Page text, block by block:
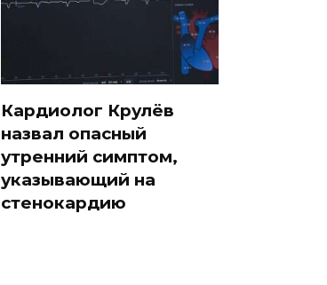
Кардиолог Крулёв
назвал опасный
утренний симптом,
указывающий на
стенокардию